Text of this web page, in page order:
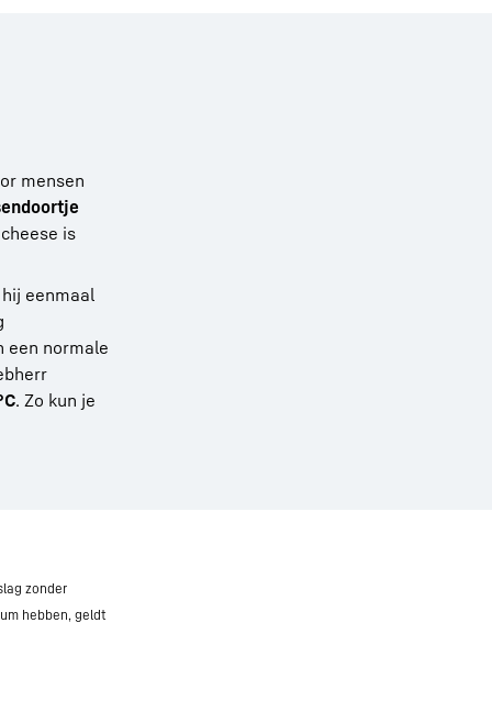
mensen
is
eenmaal
een normale
. Zo kun je
zonder
hebben, geldt